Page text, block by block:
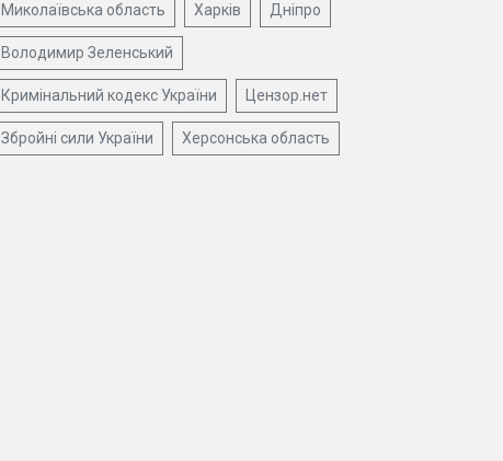
Миколаївська область Харків Дніпро
Володимир Зеленський
Кримінальний кодекс України Цензор.нет
Збройні сили України Херсонська область